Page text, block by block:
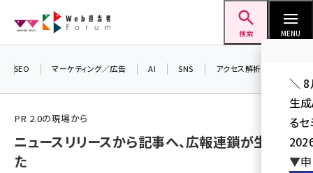
ン
検索 MENU
SEO マーケティング／広告 AI SNS アクセス解析／データ分析
PR 2.0の現場から
ニュースリリースから記事へ、広報連鎖が生まれ
た
＼ 8
生
る
▼申